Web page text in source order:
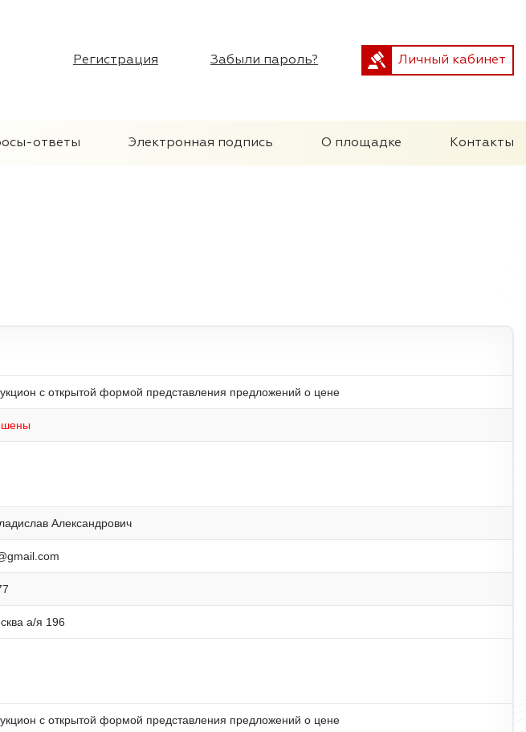
Регистрация Забыли пароль? Личный кабинет
ответы Электронная подпись О площадке Контакты
с открытой формой представления предложений о цене
Александрович
а/я 196
с открытой формой представления предложений о цене